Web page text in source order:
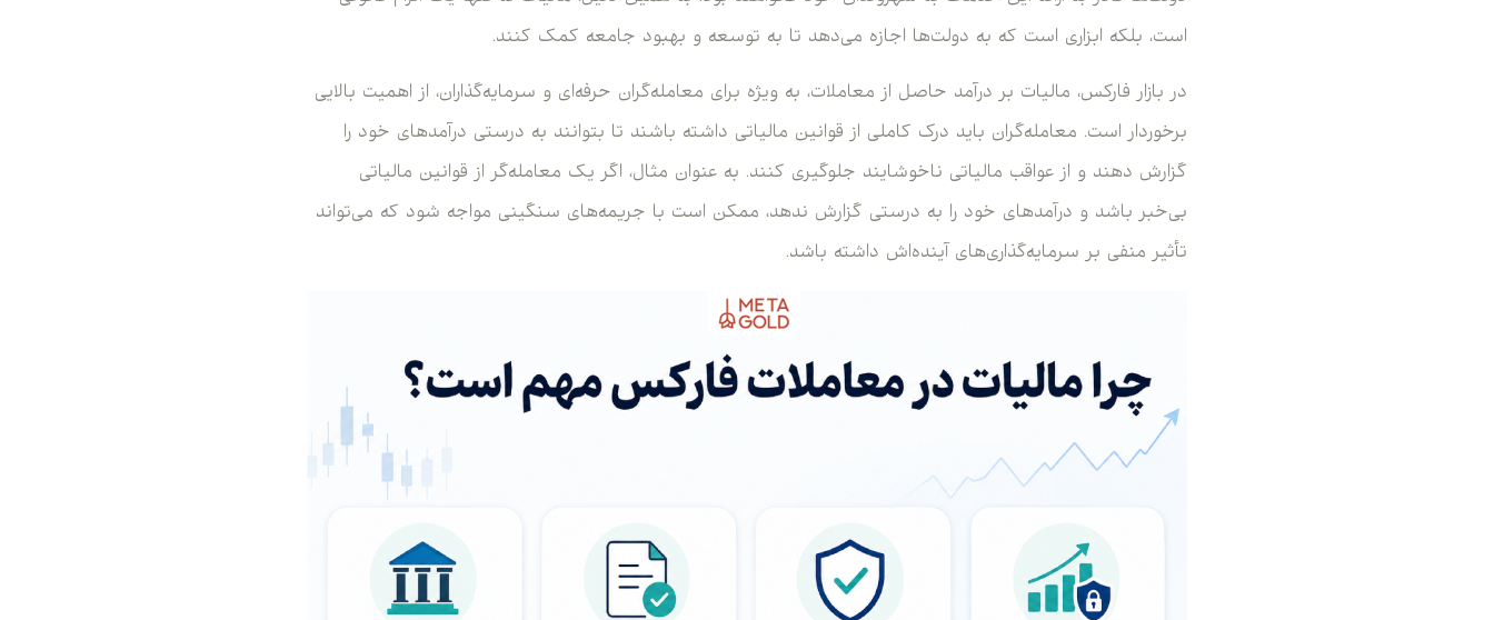
است، بلکه ابزاری است که به دولت‌ها اجازه می‌دهد تا به توسعه و بهبود جامعه کمک کنند.
در بازار فارکس، مالیات بر درآمد حاصل از معاملات، به ویژه برای معامله‌گران حرفه‌ای و سرمایه‌گذاران، از اهمیت بالایی
برخوردار است. معامله‌گران باید درک کاملی از قوانین مالیاتی داشته باشند تا بتوانند به درستی درآمدهای خود را
گزارش دهند و از عواقب مالیاتی ناخوشایند جلوگیری کنند. به عنوان مثال، اگر یک معامله‌گر از قوانین مالیاتی
بی‌خبر باشد و درآمدهای خود را به درستی گزارش ندهد، ممکن است با جریمه‌های سنگینی مواجه شود که می‌تواند
تأثیر منفی بر سرمایه‌گذاری‌های آینده‌اش داشته باشد.